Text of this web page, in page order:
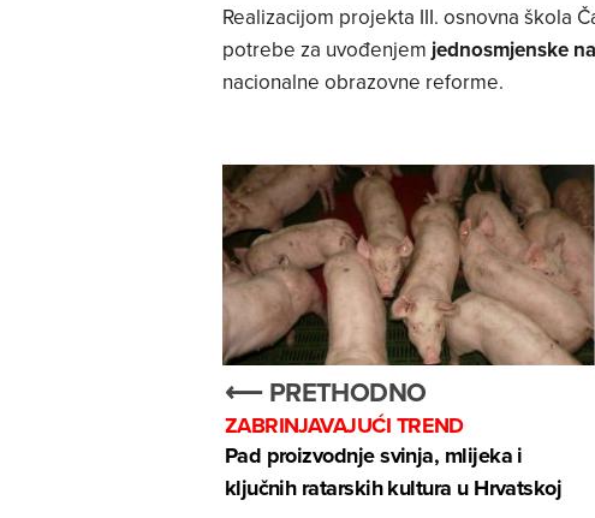
Realizacijom projekta III. osnovna škola
potrebe za uvođenjem jednosmjenske
nacionalne obrazovne reforme.
⟵ PRETHODNO
ZABRINJAVAJUĆI TREND
Pad proizvodnje svinja, mlijeka i
ključnih ratarskih kultura u Hrvatskoj